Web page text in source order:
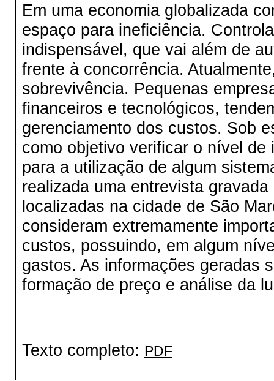
Em uma economia globalizada
espaço para ineficiência.
indispensável, que vai além de
frente à concorrência.
sobrevivência. Pequenas
financeiros e tecnológicos,
gerenciamento dos custos. Sob
como objetivo verificar o nível
para a utilização de algum
realizada uma entrevista
localizadas na cidade de São
consideram extremamente
custos, possuindo, em algum
gastos. As informações geradas
formação de preço e análise da
Texto completo: PDF